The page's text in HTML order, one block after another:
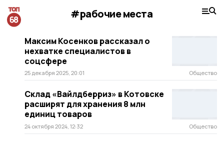
#рабочие места
Максим Косенков рассказал о
нехватке специалистов в
соцсфере
25 декабря 2025, 20:01 Общество
Склад «Вайлдберриз» в Котовске
расширят для хранения 8 млн
единиц товаров
24 октября 2024, 12:32 Общество